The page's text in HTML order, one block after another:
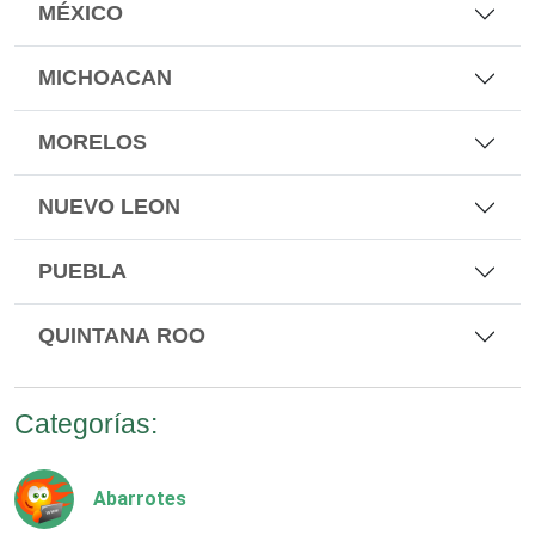
MÉXICO
MICHOACAN
MORELOS
NUEVO LEON
PUEBLA
QUINTANA ROO
Categorías:
Abarrotes